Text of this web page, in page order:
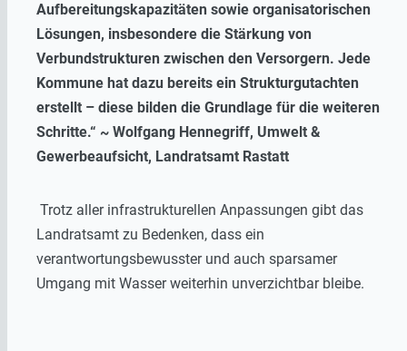
Aufbereitungskapazitäten sowie organisatorischen
Lösungen, insbesondere die Stärkung von
Verbundstrukturen zwischen den Versorgern. Jede
Kommune hat dazu bereits ein Strukturgutachten
erstellt – diese bilden die Grundlage für die weiteren
Schritte.“ ~ Wolfgang Hennegriff, Umwelt &
Gewerbeaufsicht, Landratsamt Rastatt
Trotz aller infrastrukturellen Anpassungen gibt das
Landratsamt zu Bedenken, dass ein
verantwortungsbewusster und auch sparsamer
Umgang mit Wasser weiterhin unverzichtbar bleibe.